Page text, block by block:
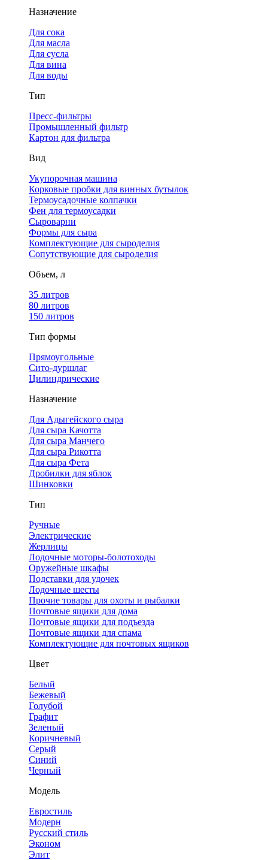
Назначение
Для сока
Для масла
Для сусла
Для вина
Для воды
Тип
Пресс-фильтры
Промышленный фильтр
Картон для фильтра
Вид
Укупорочная машина
Корковые пробки для винных бутылок
Термоусадочные колпачки
Фен для термоусадки
Сыроварни
Формы для сыра
Комплектующие для сыроделия
Сопутствующие для сыроделия
Объем, л
35 литров
80 литров
150 литров
Тип формы
Прямоугольные
Сито-дуршлаг
Цилиндрические
Назначение
Для Адыгейского сыра
Для сыра Качотта
Для сыра Манчего
Для сыра Рикотта
Для сыра Фета
Дробилки для яблок
Шинковки
Тип
Ручные
Электрические
Жерлицы
Лодочные моторы-болотоходы
Оружейные шкафы
Подставки для удочек
Лодочные шесты
Прочие товары для охоты и рыбалки
Почтовые ящики для дома
Почтовые ящики для подъезда
Почтовые ящики для спама
Комплектующие для почтовых ящиков
Цвет
Белый
Бежевый
Голубой
Графит
Зеленый
Коричневый
Серый
Синий
Черный
Модель
Евростиль
Модерн
Русский стиль
Эконом
Элит